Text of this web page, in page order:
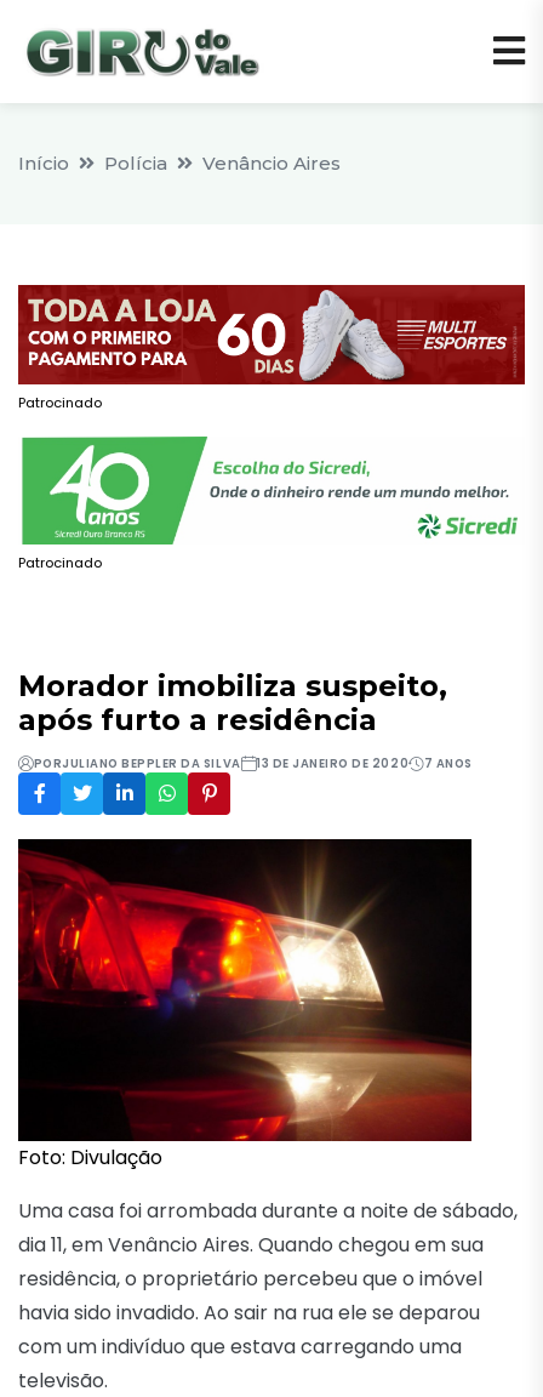
Início Polícia Venâncio Aires
Patrocinado
Patrocinado
Morador imobiliza suspeito,
após furto a residência
PORJULIANO BEPPLER DA SILVA 13 DE JANEIRO DE 2020 7 ANOS
Foto: Divulação
Uma casa foi arrombada durante a noite de sábado,
dia 11, em Venâncio Aires. Quando chegou em sua
residência, o proprietário percebeu que o imóvel
havia sido invadido. Ao sair na rua ele se deparou
com um indivíduo que estava carregando uma
televisão.